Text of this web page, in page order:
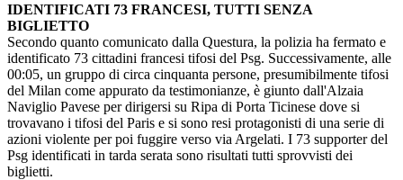
IDENTIFICATI 73 FRANCESI, TUTTI SENZA
BIGLIETTO
Secondo quanto comunicato dalla Questura, la polizia ha fermato e
identificato 73 cittadini francesi tifosi del Psg. Successivamente, alle
00:05, un gruppo di circa cinquanta persone, presumibilmente tifosi
del Milan come appurato da testimonianze, è giunto dall'Alzaia
Naviglio Pavese per dirigersi su Ripa di Porta Ticinese dove si
trovavano i tifosi del Paris e si sono resi protagonisti di una serie di
azioni violente per poi fuggire verso via Argelati. I 73 supporter del
Psg identificati in tarda serata sono risultati tutti sprovvisti dei
biglietti.